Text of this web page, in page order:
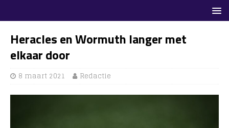
Heracles en Wormuth langer met
elkaar door
8 maart 2021 Redactie